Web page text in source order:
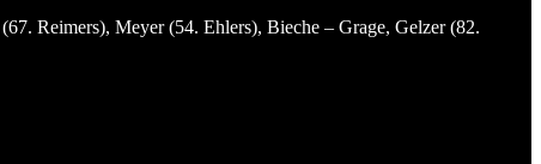
Reimers), Meyer (54. Ehlers), Bieche – Grage, Gelzer (82.